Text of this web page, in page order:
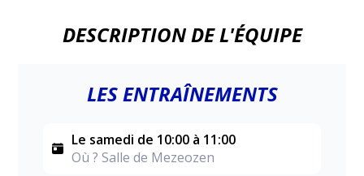
DESCRIPTION DE L'ÉQUIPE
LES ENTRAÎNEMENTS
Le samedi de 10:00 à 11:00
Où ? Salle de Mezeozen